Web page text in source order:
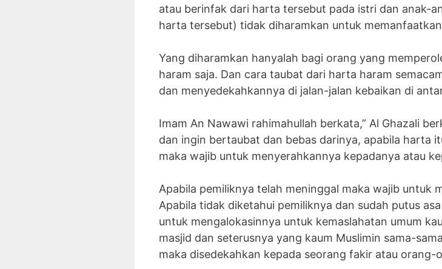
atau berinfak dari harta tersebut pada istri dan anak-
harta tersebut) tidak diharamkan untuk
Yang diharamkan hanyalah bagi orang yang
haram saja. Dan cara taubat dari harta haram
dan menyedekahkannya di jalan-jalan kebaikan di
Imam An Nawawi rahimahullah berkata,” Al Ghazali
dan ingin bertaubat dan bebas darinya, apabila harta
maka wajib untuk menyerahkannya kepadanya atau
Apabila pemiliknya telah meninggal maka wajib untuk
Apabila tidak diketahui pemiliknya dan sudah putus
untuk mengalokasinnya untuk kemaslahatan umum
masjid dan seterusnya yang kaum Muslimin sama-
maka disedekahkan kepada seorang fakir atau orang-